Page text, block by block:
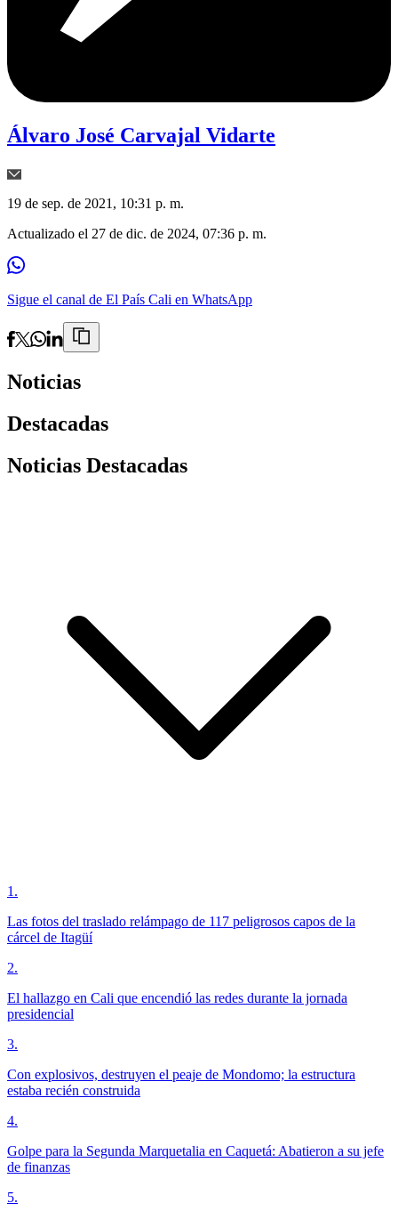
Álvaro José Carvajal Vidarte
19 de sep. de 2021, 10:31 p. m.
Actualizado el 27 de dic. de 2024, 07:36 p. m.
Sigue el canal de El País Cali en WhatsApp
Noticias
Destacadas
Noticias Destacadas
1 .
Las fotos del traslado relámpago de 117 peligrosos capos de la
cárcel de Itagüí
2.
El hallazgo en Cali que encendió las redes durante la jornada
presidencial
3.
Con explosivos, destruyen el peaje de Mondomo; la estructura
estaba recién construida
4.
Golpe para la Segunda Marquetalia en Caquetá: Abatieron a su jefe
de finanzas
5.